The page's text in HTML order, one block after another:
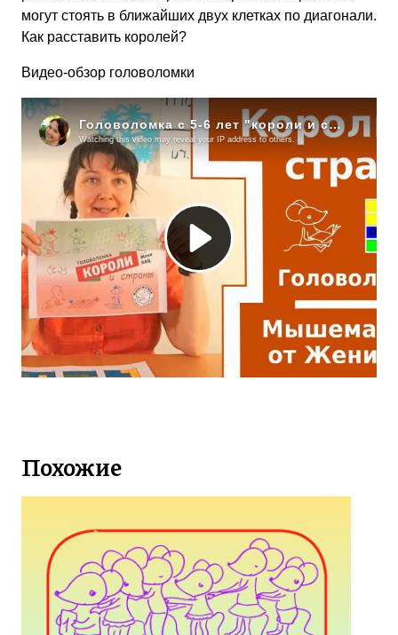
могут стоять в ближайших двух клетках по диагонали.
Как расставить королей?
Видео-обзор головоломки
Похожие